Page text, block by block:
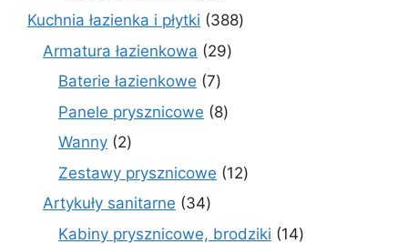
produkt
Kuchnia łazienka i płytki 388388
Armatura łazienkowa 2929
Baterie łazienkowe 77
produktów
Panele prysznicowe 88
Wanny 22
produkty
Zestawy prysznicowe 1212
Artykuły sanitarne 3434
produkty
Kabiny prysznicowe, brodziki 1414